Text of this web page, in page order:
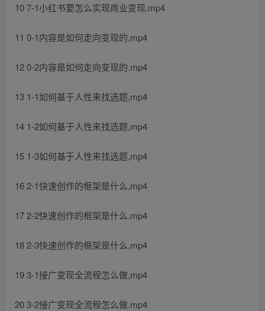
10 7-1小红书要怎么实现商业变现.mp4
11 0-1内容是如何走向变现的,mp4
12 0-2内容是如何走向变现的.mp4
13 1-1如何基于人性来找选题,mp4
14 1-2如何基于人性来找选题,mp4
15 1-3如何基于人性来找选题,mp4
16 2-1快速创作的框架是什么,mp4
17 2-2快速创作的框架是什么.mp4
18 2-3快速创作的框架是什么,mp4
19 3-1接广变现全流程怎么做,mp4
20 3-2接广变现全流程怎么做.mp4